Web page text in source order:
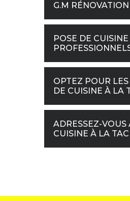
G.M
POSE DE
OPTEZ POUR
DE CUISINE À LA
ADRESSEZ-VOUS
CUISINE À LA